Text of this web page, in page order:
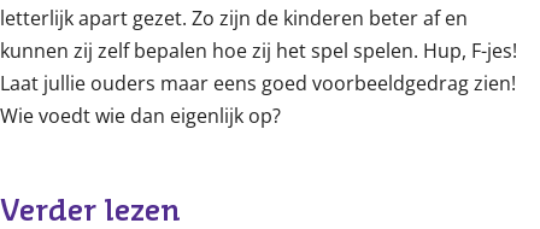
letterlijk apart gezet. Zo zijn de kinderen beter af en
kunnen zij zelf bepalen hoe zij het spel spelen. Hup, F-jes!
Laat jullie ouders maar eens goed voorbeeldgedrag zien!
Wie voedt wie dan eigenlijk op?
Verder lezen